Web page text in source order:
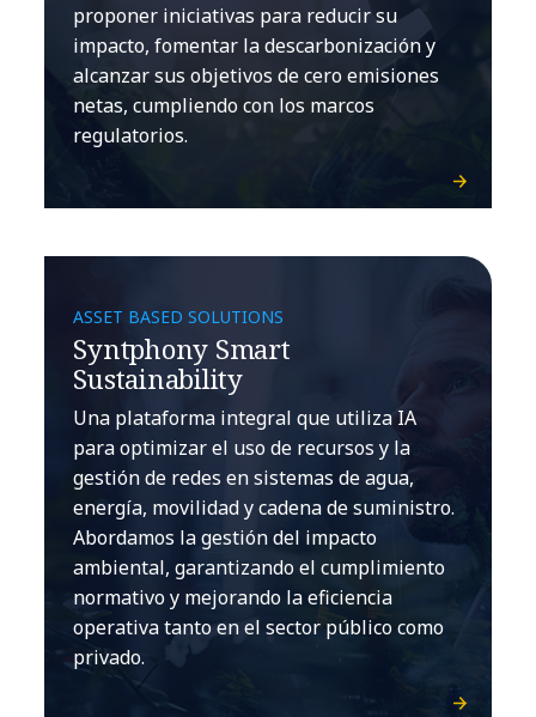
proponer iniciativas para reducir su
impacto, fomentar la descarbonización y
alcanzar sus objetivos de cero emisiones
netas, cumpliendo con los marcos
regulatorios.
ASSET BASED SOLUTIONS
Syntphony Smart
Sustainability
Una plataforma integral que utiliza IA
para optimizar el uso de recursos y la
gestión de redes en sistemas de agua,
energía, movilidad y cadena de suministro.
Abordamos la gestión del impacto
ambiental, garantizando el cumplimiento
normativo y mejorando la eficiencia
operativa tanto en el sector público como
privado.